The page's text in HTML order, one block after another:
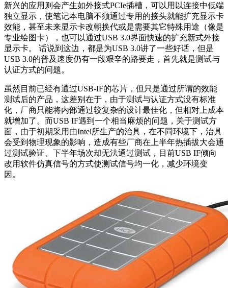
新兴的应用则会产生如外接式PCIe插槽，可以用以连接中低端
独立显示，使笔记本电脑不须通过专用的接头就能扩充显示卡
效能，甚至未来显示卡改朝换代或是需要其它特殊用途（像是
专业绘图卡），也可以通过USB 3.0界面快速的扩充新式外接
显示卡。 话说到这边，都是为USB 3.0讲了一些好话，但是
USB 3.0的普及速度仍有一段艰辛的路要走，首先就是测试与
认证方式的问题。
虽然目前已经有通过USB-IF的芯片，但只是通过所谓的效能
测试后的产品，这差别在于，由于测试与认证方式没有标准
化，厂商只能将内部通过较复杂的设计最佳化，但相对上成本
就增加了。而USB IF遇到一个相当麻烦的问题，关于测试方
面，由于初期采用由Intel所生产的治具，在不同环境下，治具
会受到物理现象的影响，造成有些厂商在上半年热插拔大会通
过测试验证、下半年场次却无法通过测试，目前USB IF倾向
改用软件仿真信号的方式使测试信号均一化，减少环境变
因。